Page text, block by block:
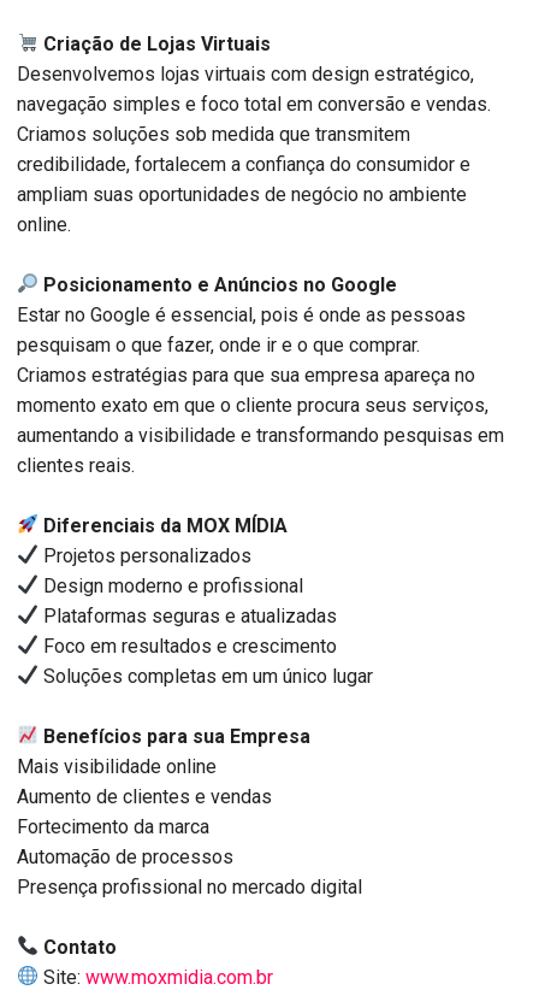
Criação de Lojas Virtuais
Desenvolvemos lojas virtuais com design estratégico,
navegação simples e foco total em conversão e vendas.
Criamos soluções sob medida que transmitem
credibilidade, fortalecem a confiança do consumidor e
ampliam suas oportunidades de negócio no ambiente
online.
Posicionamento e Anúncios no Google
Estar no Google é essencial, pois é onde as pessoas
pesquisam o que fazer, onde ir e o que comprar.
Criamos estratégias para que sua empresa apareça no
momento exato em que o cliente procura seus serviços,
aumentando a visibilidade e transformando pesquisas em
clientes reais.
Diferenciais da MOX MÍDIA
Projetos personalizados
Design moderno e profissional
Plataformas seguras e atualizadas
Foco em resultados e crescimento
Soluções completas em um único lugar
Benefícios para sua Empresa
Mais visibilidade online
Aumento de clientes e vendas
Fortecimento da marca
Automação de processos
Presença profissional no mercado digital
Contato
Site:www.moxmidia.com.br